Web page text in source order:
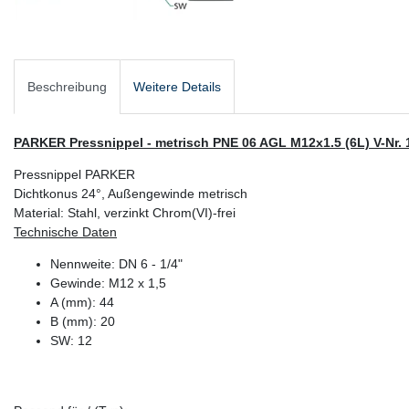
Beschreibung Weitere Details
PARKER Pressnippel - metrisch PNE 06 AGL M12x1.5 (6L) V-Nr.
Pressnippel PARKER
Dichtkonus 24°, Außengewinde metrisch
Material: Stahl, verzinkt Chrom(VI)-frei
Technische Daten
Nennweite: DN 6 - 1/4"
Gewinde: M12 x 1,5
A (mm): 44
B (mm): 20
SW: 12